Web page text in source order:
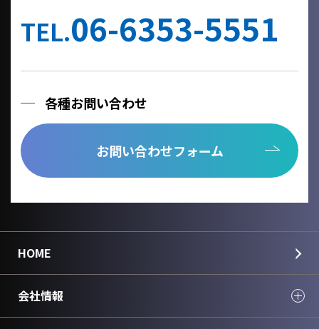
を締結いたします。
当社への個人情報の利用目的の通知、開示、内容の訂正、追加ま
報の取り扱いに関する苦情は、以下の連絡先までご連絡くださ
Cookie情報としましては、今後のより良い情報提供を目指す為の
個人情報のご入力は任意ですが、正しく入力されていない場合に
国華電機株式会社
TEL.06-6353-5551
各種お問い合わせ
お問い合わせフォーム
HOME
会社情報